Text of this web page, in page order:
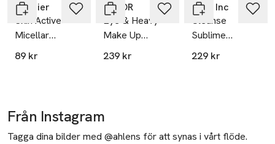
Garnier
Skin Active
Micellar
Cleansing
89 kr
BABOR
Eye & Heavy
Make Up
Remover
239 kr
Rose Inc
Cleanse
Sublime
Micellar
229 kr
Från Instagram
Tagga dina bilder med @ahlens för att synas i vårt flöde.